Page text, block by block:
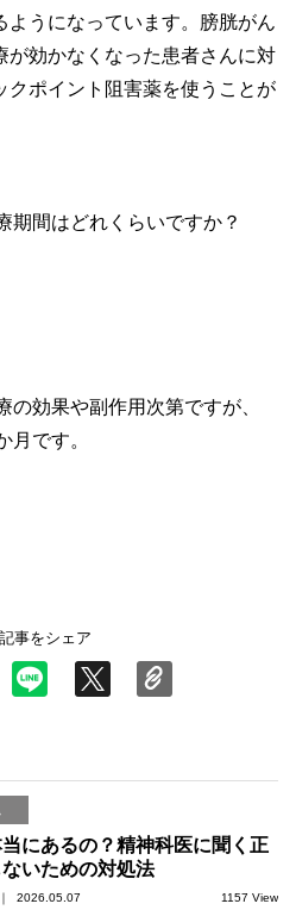
ようになっています。膀胱がん
が効かなくなった患者さんに対
クポイント阻害薬を使うことが
期間はどれくらいですか？
の効果や副作用次第ですが、
月です。
事をシェア
にあるの？精神科医に聞く正
いための対処法
2026.05.07 1157 View